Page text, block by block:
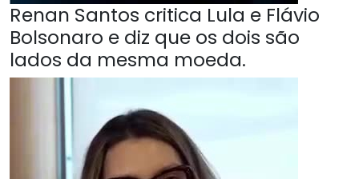
Renan Santos critica Lula e Flávio
Bolsonaro e diz que os dois são
lados da mesma moeda.